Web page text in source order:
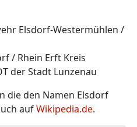
Elsdorf-Westermühlen /
/ Rhein Erft Kreis
der Stadt Lunzenau
die den Namen Elsdorf
aufWikipedia.de.